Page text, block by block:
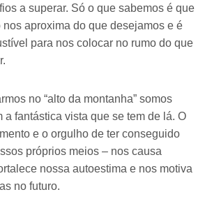
a superar. Só o que sabemos é que
aproxima do que desejamos e é
para nos colocar no rumo do que
no “alto da montanha” somos
a fantástica vista que se tem de lá. O
e o orgulho de ter conseguido
próprios meios – nos causa
nossa autoestima e nos motiva
no futuro.